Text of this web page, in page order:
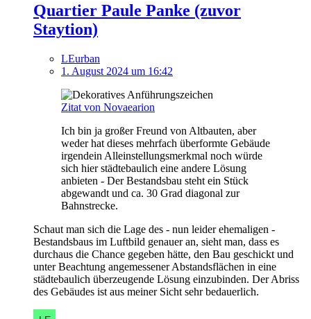
Quartier Paule Panke (zuvor
Staytion)
LEurban
1. August 2024 um 16:42
Zitat von Novaearion
Ich bin ja großer Freund von Altbauten, aber
weder hat dieses mehrfach überformte Gebäude
irgendein Alleinstellungsmerkmal noch würde
sich hier städtebaulich eine andere Lösung
anbieten - Der Bestandsbau steht ein Stück
abgewandt und ca. 30 Grad diagonal zur
Bahnstrecke.
Schaut man sich die Lage des - nun leider ehemaligen -
Bestandsbaus im Luftbild genauer an, sieht man, dass es
durchaus die Chance gegeben hätte, den Bau geschickt und
unter Beachtung angemessener Abstandsflächen in eine
städtebaulich überzeugende Lösung einzubinden. Der Abriss
des Gebäudes ist aus meiner Sicht sehr bedauerlich.